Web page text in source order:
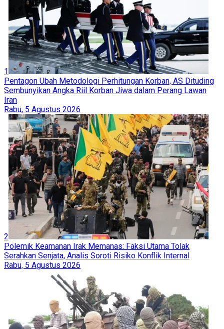
1
Pentagon Ubah Metodologi Perhitungan Korban, AS Dituding
Sembunyikan Angka Riil Korban Jiwa dalam Perang Lawan
Iran
Rabu, 5 Agustus 2026
2
Polemik Keamanan Irak Memanas: Faksi Utama Tolak
Serahkan Senjata, Analis Soroti Risiko Konflik Internal
Rabu, 5 Agustus 2026